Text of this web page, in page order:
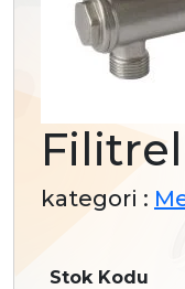
kategori :
Stok Kodu